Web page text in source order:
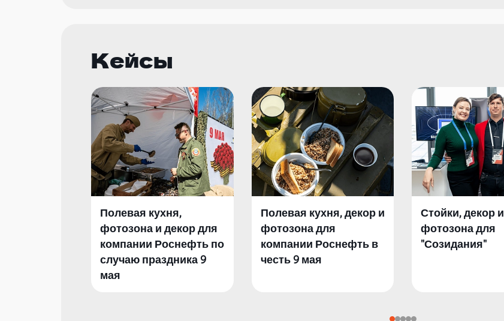
Кейсы
Полевая кухня,
фотозона и декор для
компании Роснефть по
случаю праздника 9
мая
Полевая кухня, декор и
фотозона для
компании Роснефть в
честь 9 мая
Стойки, декор и
фотозона для
"Созидания"